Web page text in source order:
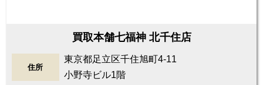
買取本舗七福神 北千住店
住所
東京都足立区千住旭町4-11
小野寺ビル1階